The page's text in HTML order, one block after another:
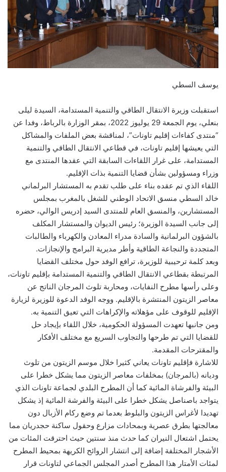
يوسف السطي
استقبلت وزيرة الانتقال الطاقي والتنمية المستدامة، السيدة ليلى
بنعلي، يوم الجمعة 29 يوليوز 2022، بمقر الوزارة بالرباط، وفدا عن
“منتدى كفاءات إقليم تاونات”، لمناقشة بعض الملفات والمشاكل
التي يعيشها إقليم تاونات، في قطاعي الانتقال الطاقي والتنمية
المستدامة، على غرار اللقاءات السابقة التي عقدها المنتدى مع
وزراء ومسؤولين بشأن قضايا التنمية بذات الإقليم.
اللقاء الذي تم عقده بناء على طلب تقدم به المستشار البرلماني
خالد السطي منسق الاتحاد الوطني للشغل بالمغرب بمجلس
المستشارين، والمنسق العام للمنتدى السيد إدريس الوالي، حضره
إلى جانب السيدة الوزيرة؛ رئيس الديوان والمستشار المكلف
بالشؤون البرلمانية والسادة مدراء المعادن والكهرباء والطالبات
المتجددة والنجاعة الطاقية وأطر مديرية البرامج والإنجازات.
وبعد كلمة ترحيبية للوزيرة، ترافع الوفد حول مختلف القضايا
المرتبطة بقطاعي الانتقال الطاقي والتنمية المستدامة بإقليم تاونات،
وعلى رأسها مطرح النفايات، ومحاربة تلوث المرجان الناتج عن
معاصر الزيتون المنتشرة بالإقليم. ووجه الوفد الدعوة للوزيرة لزيارة
الإقليم للوقوف على مؤهلاته والإكراهات التي تعيق التنمية به.
ومن جانبها تعهدت المسؤولة الحكومية، خلال اللقاء بإيجاد حل
للقضايا التي تم طرحها والتجاوب السريع مع مختلف الأفكار
والمقترحات المقدمة.
للاشارة فإقليم تاونات يعاني كثيرا خلال موسم الزيتون من تلوث
وديانه (بالمرجان) بمخلفات معاصر الزيتون مما يشكل خطرا على
البيئة والفرشاة المائية كما أن المطرح البلدي لجماعة تاونات الذي
يتواجد باصناصل يشكل خطرا على البيئة والفرشة المائية إذ يشكل
تهديدا لأغراس الزيتون والبلوط بعدما تم وضع ركام الأزبال دون
معالجتها بطرق عصرية وبمحادات مزارع وحقول ساكنة حجدريان مما
يحتمل اشتعال النيران كما حدث منذ سنتين حيث احترقت المئات من
الأشجار المختلفة إضافة إلى انتشار الروائح الكريهة بمحيط المطرح
لمئات الأمتار هذا المطرح أصدر المجلس الجماعي لتاونات قرار